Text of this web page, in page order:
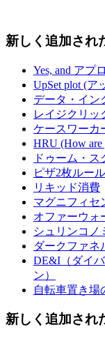
新しく追加され
Yes, and アプ
UpSet plot (ア
データ・イン
レイジクリッ
ケースワーカ
HRU (How
ドゥーム・
ピザ2枚ルー
リキッド消費
マグニフィセ
オファーウォ
シュリンコノ
ダークファネ
DE&I（ダイ
ン）
自転車置き場
新しく追加され